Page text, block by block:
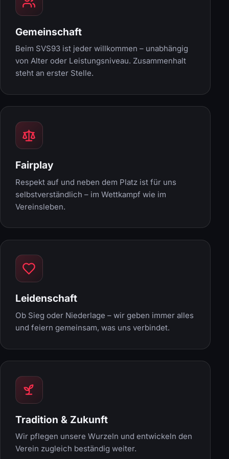
Gemeinschaft
Beim SVS93 ist jeder willkommen – unabhängig
von Alter oder Leistungsniveau. Zusammenhalt
steht an erster Stelle.
Fairplay
Respekt auf und neben dem Platz ist für uns
selbstverständlich – im Wettkampf wie im
Vereinsleben.
Leidenschaft
Ob Sieg oder Niederlage – wir geben immer alles
und feiern gemeinsam, was uns verbindet.
Tradition & Zukunft
Wir pflegen unsere Wurzeln und entwickeln den
Verein zugleich beständig weiter.